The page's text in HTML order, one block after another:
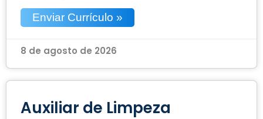
Enviar Currículo »
8 de agosto de 2026
Auxiliar de Limpeza